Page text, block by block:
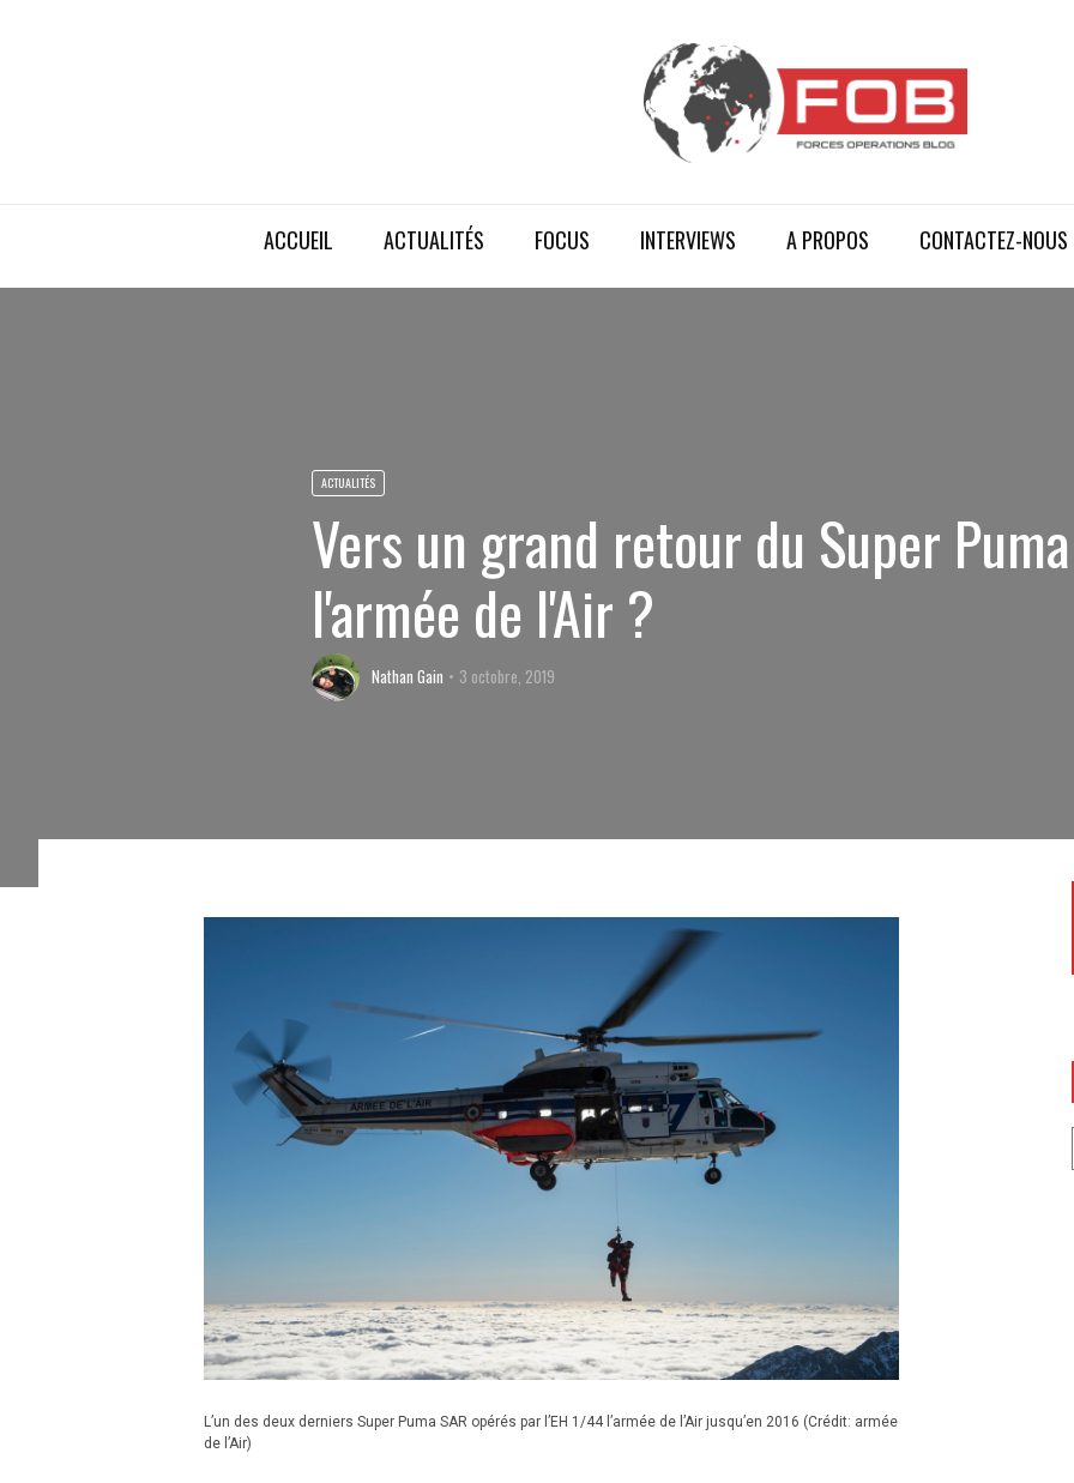
ACCUEIL ACTUALITÉS FOCUS INTERVIEWS A PROPOS CONTACTEZ-NOUS
ACTUALITÉS
Vers un grand retour du Super
l'armée de l'Air ?
Nathan Gain 3 octobre, 2019
L’un des deux derniers Super Puma SAR opérés par l’EH 1/44 l’armée de l’Air jusqu’en 2016 (Crédit: armée
de l’Air)